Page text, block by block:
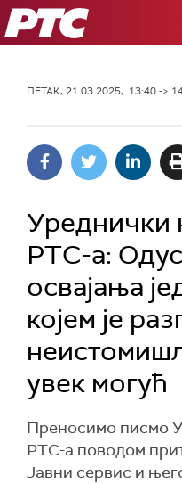
РТС
ПЕТАК, 21.03.2025, 13:40 ->
Уреднички
РТС-a:
освајања
којем је
увек могућ
Преносимo писмо
РТС-а поводом
Јавни сервис и